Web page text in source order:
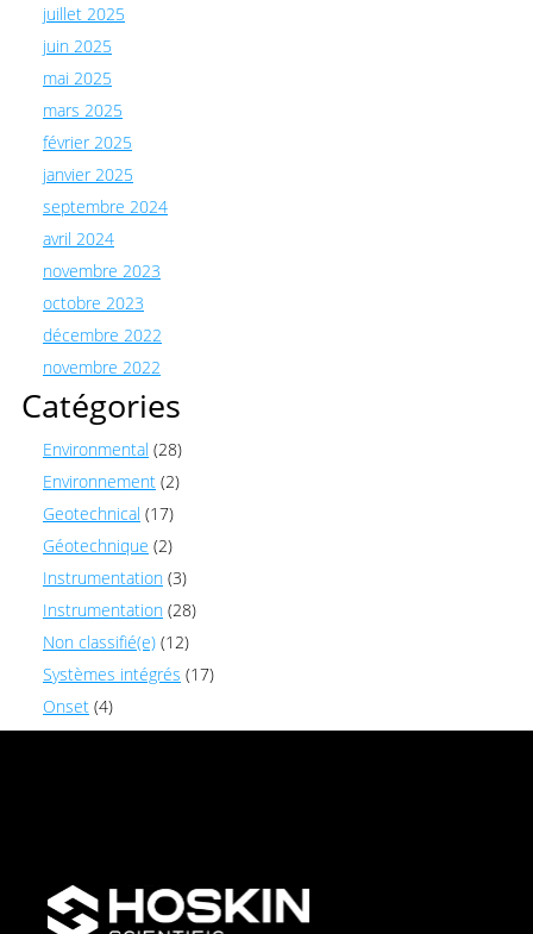
juillet 2025
juin 2025
mai 2025
mars 2025
février 2025
janvier 2025
septembre 2024
avril 2024
novembre 2023
octobre 2023
décembre 2022
novembre 2022
Catégories
Environmental (28)
Environnement (2)
Geotechnical (17)
Géotechnique (2)
Instrumentation (3)
Instrumentation (28)
Non classifié(e) (12)
Systèmes intégrés (17)
Onset (4)